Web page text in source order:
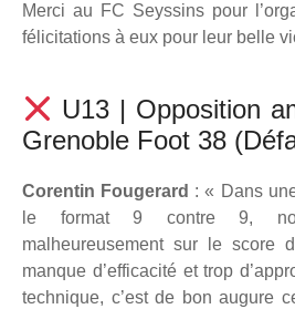
Merci au FC Seyssins pour
félicitations à eux pour leur belle
U13 | Opposition
Grenoble Foot 38
Corentin Fougerard : « Dans
le format 9 contre 9,
malheureusement sur le score
manque d’efficacité et trop
technique, c’est de bon augure